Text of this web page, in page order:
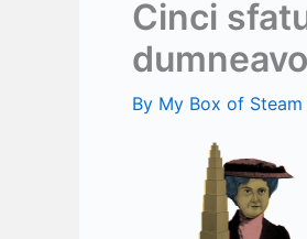
Cinci
By My Box of Steam